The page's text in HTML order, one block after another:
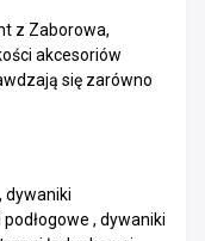
z Zaborowa,
akcesoriów
się zarówno
dywaniki
, dywaniki